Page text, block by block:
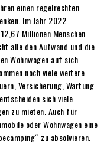
einen regelrechten
Im Jahr 2022
Millionen Menschen
alle den Aufwand und die
Wohnwagen auf sich
noch viele weitere
Versicherung, Wartung
sich viele
zu mieten. Auch für
oder Wohnwagen eine
zu absolvieren.